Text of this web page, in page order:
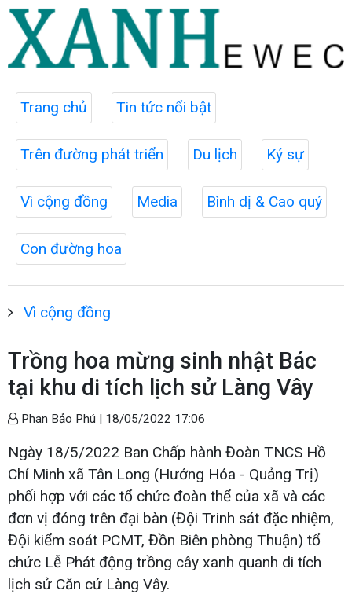
Trang chủ Tin tức nổi bật
Trên đường phát triển Du lịch Ký sự
Vì cộng đồng Media Bình dị & Cao quý
Con đường hoa
Vì cộng đồng
Trồng hoa mừng sinh nhật Bác
tại khu di tích lịch sử Làng Vây
Phan Bảo Phú | 18/05/2022 17:06
Ngày 18/5/2022 Ban Chấp hành Đoàn TNCS Hồ
Chí Minh xã Tân Long (Hướng Hóa - Quảng Trị)
phối hợp với các tổ chức đoàn thể của xã và các
đơn vị đóng trên đại bàn (Đội Trinh sát đặc nhiệm,
Đội kiểm soát PCMT, Đồn Biên phòng Thuận) tổ
chức Lễ Phát động trồng cây xanh quanh di tích
lịch sử Căn cứ Làng Vây.